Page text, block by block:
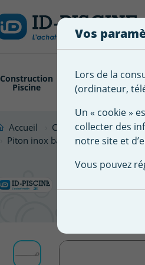
Construction
Piscine
Revêtement
Piscine
Accueil Couverture Abris
Piton inox bâche piscine pour
Piton
Vos
Lors de la
(ordinateur,
Un « cookie »
collecter des
notre site et
Vous pouvez